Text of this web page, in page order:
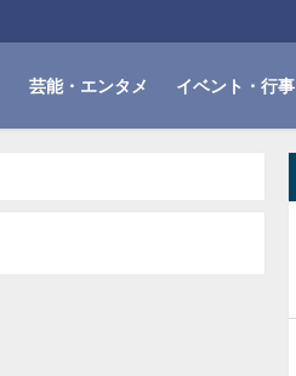
芸能・エンタメ イベント・行事